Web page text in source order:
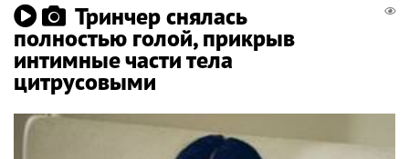
Тринчер снялась
полностью голой, прикрыв
интимные части тела
цитрусовыми